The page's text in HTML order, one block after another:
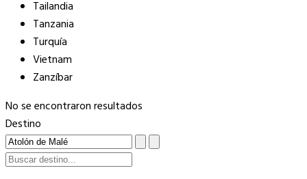
Tailandia
Tanzania
Turquía
Vietnam
Zanzíbar
No se encontraron resultados
Destino